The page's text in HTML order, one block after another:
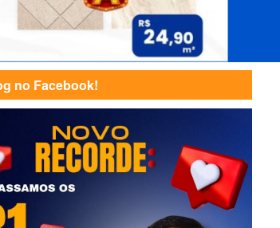
no Facebook!